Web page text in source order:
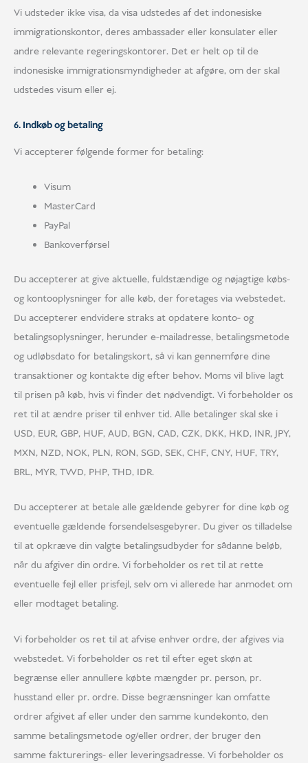
Vi udsteder ikke visa, da visa udstedes af det indonesiske
immigrationskontor, deres ambassader eller konsulater eller
andre relevante regeringskontorer. Det er helt op til de
indonesiske immigrationsmyndigheder at afgøre, om der skal
udstedes visum eller ej.
6. Indkøb og betaling
Vi accepterer følgende former for betaling:
Visum
MasterCard
PayPal
Bankoverførsel
Du accepterer at give aktuelle, fuldstændige og nøjagtige købs-
og kontooplysninger for alle køb, der foretages via webstedet.
Du accepterer endvidere straks at opdatere konto- og
betalingsoplysninger, herunder e-mailadresse, betalingsmetode
og udløbsdato for betalingskort, så vi kan gennemføre dine
transaktioner og kontakte dig efter behov. Moms vil blive lagt
til prisen på køb, hvis vi finder det nødvendigt. Vi forbeholder os
ret til at ændre priser til enhver tid. Alle betalinger skal ske i
USD, EUR, GBP, HUF, AUD, BGN, CAD, CZK, DKK, HKD, INR, JPY,
MXN, NZD, NOK, PLN, RON, SGD, SEK, CHF, CNY, HUF, TRY,
BRL, MYR, TWD, PHP, THD, IDR.
Du accepterer at betale alle gældende gebyrer for dine køb og
eventuelle gældende forsendelsesgebyrer. Du giver os tilladelse
til at opkræve din valgte betalingsudbyder for sådanne beløb,
når du afgiver din ordre. Vi forbeholder os ret til at rette
eventuelle fejl eller prisfejl, selv om vi allerede har anmodet om
eller modtaget betaling.
Vi forbeholder os ret til at afvise enhver ordre, der afgives via
webstedet. Vi forbeholder os ret til efter eget skøn at
begrænse eller annullere købte mængder pr. person, pr.
husstand eller pr. ordre. Disse begrænsninger kan omfatte
ordrer afgivet af eller under den samme kundekonto, den
samme betalingsmetode og/eller ordrer, der bruger den
samme fakturerings- eller leveringsadresse. Vi forbeholder os